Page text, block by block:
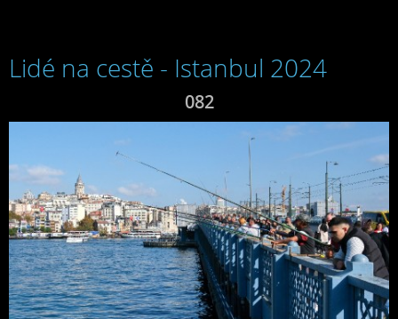
Lidé na cestě - Istanbul 2024
082